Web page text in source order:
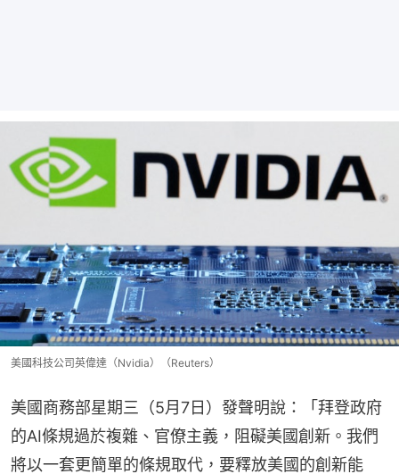
美國科技公司英偉達（Nvidia）（Reuters）
美國商務部星期三（5月7日）發聲明說：「拜登政府
的AI條規過於複雜、官僚主義，阻礙美國創新。我們
將以一套更簡單的條規取代，要釋放美國的創新能